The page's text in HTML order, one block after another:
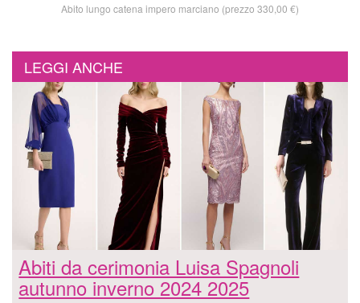
Abito lungo catena impero marciano (prezzo 330,00 €)
LEGGI ANCHE
Abiti da cerimonia Luisa Spagnoli
autunno inverno 2024 2025